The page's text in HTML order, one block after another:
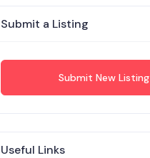
Submit a Listing
Submit New Listing
Useful Links